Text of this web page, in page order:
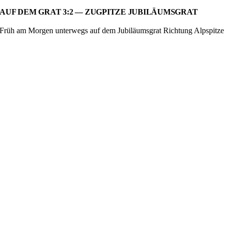
AUF DEM GRAT 3:2 — ZUGPITZE JUBILÄUMSGRAT
Früh am Morgen unterwegs auf dem Jubiläumsgrat Richtung Alpspitze